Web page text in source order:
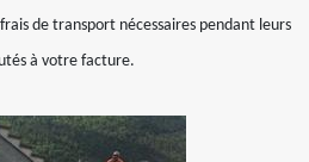
de transport nécessaires pendant leurs
à votre facture.